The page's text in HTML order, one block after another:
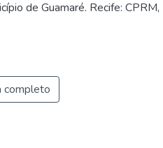
de Guamaré. Recife:
completo